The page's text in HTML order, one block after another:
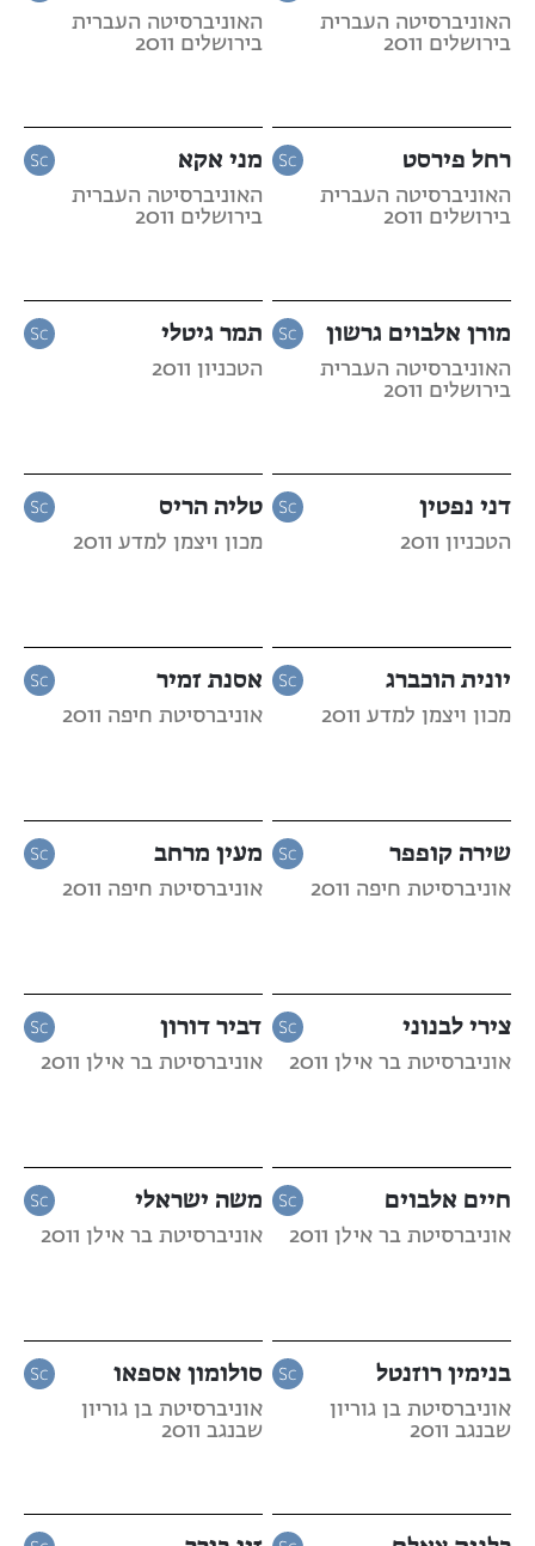
האוניברסיטה העברית
בירושלים 2011
האוניברסיטה העברית
בירושלים 2011
רחל פירסט
האוניברסיטה העברית
בירושלים 2011
מני אקא
האוניברסיטה העברית
בירושלים 2011
מורן אלבוים גרשון
האוניברסיטה העברית
בירושלים 2011
תמר גיטלי
הטכניון 2011
דני נפטין
הטכניון 2011
טליה הריס
מכון ויצמן למדע 2011
יונית הוכברג
מכון ויצמן למדע 2011
אסנת זמיר
אוניברסיטת חיפה 2011
שירה קופפר
אוניברסיטת חיפה 2011
מעין מרחב
אוניברסיטת חיפה 2011
צירי לבנוני
אוניברסיטת בר אילן 2011
דביר דורון
אוניברסיטת בר אילן 2011
חיים אלבוים
אוניברסיטת בר אילן 2011
משה ישראלי
אוניברסיטת בר אילן 2011
בנימין רוזנטל
אוניברסיטת בן גוריון
שבנגב 2011
סולומון אספאו
אוניברסיטת בן גוריון
שבנגב 2011